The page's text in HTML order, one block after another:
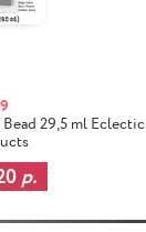
29,5 ml Eclectic
р.